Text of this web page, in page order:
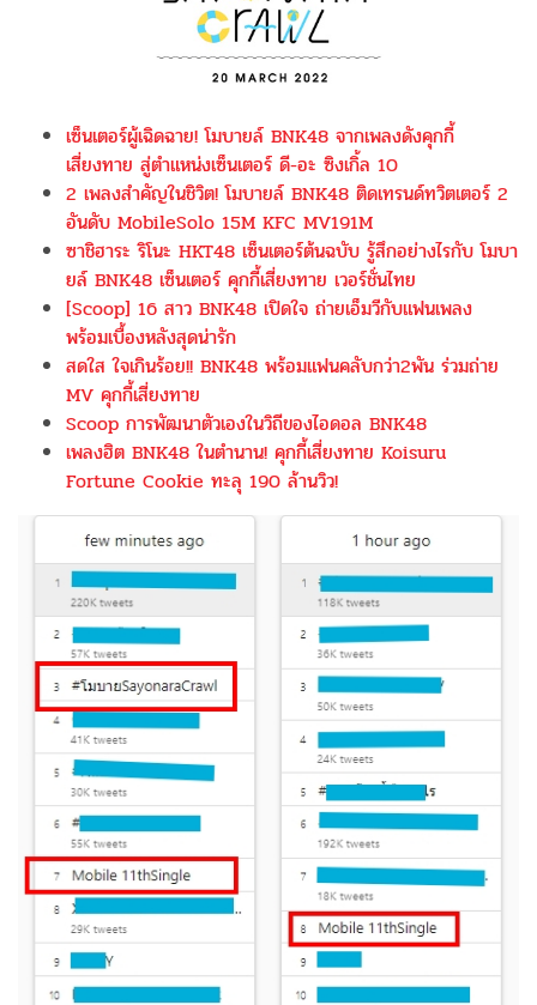
เซ็นเตอร์ผู้เฉิดฉาย! โมบายล์ BNK48 จากเพลงดังคุกกี้
เสี่ยงทาย สู่ตำแหน่งเซ็นเตอร์ ดี-อะ ซิงเกิ้ล 10
2 เพลงสำคัญในชิวิต! โมบายล์ BNK48 ติดเทรนด์ทวิตเตอร์ 2
อันดับ MobileSolo 15M KFC MV191M
ซาชิฮาระ ริโนะ HKT48 เซ็นเตอร์ต้นฉบับ รู้สึกอย่างไรกับ โมบา
ยล์ BNK48 เซ็นเตอร์ คุกกี้เสี่ยงทาย เวอร์ชั่นไทย
[Scoop] 16 สาว BNK48 เปิดใจ ถ่ายเอ็มวีกับแฟนเพลง
พร้อมเบื้องหลังสุดน่ารัก
สดใส ใจเกินร้อย!! BNK48 พร้อมแฟนคลับกว่า2พัน ร่วมถ่าย
MV คุกกี้เสี่ยงทาย
Scoop การพัฒนาตัวเองในวิถีของไอดอล BNK48
เพลงฮิต BNK48 ในตำนาน! คุกกี้เสี่ยงทาย Koisuru
Fortune Cookie ทะลุ 190 ล้านวิว!